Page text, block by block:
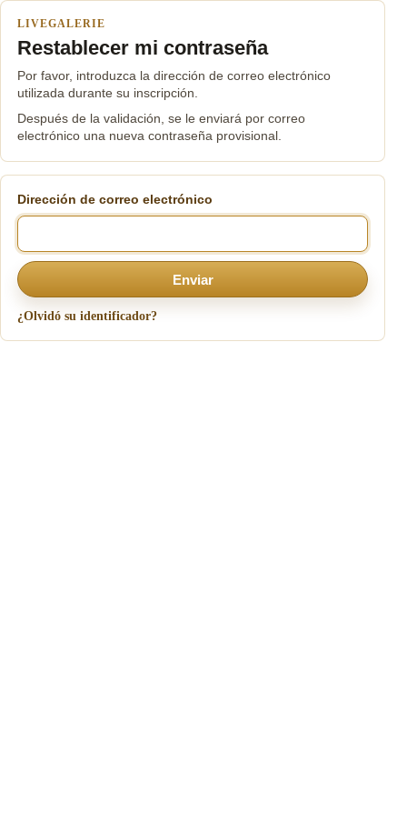
LIVEGALERIE
Restablecer mi contraseña
Por favor, introduzca la dirección de correo electrónico
utilizada durante su inscripción.
Después de la validación, se le enviará por correo
electrónico una nueva contraseña provisional.
Dirección de correo electrónico
Enviar
¿Olvidó su identificador?